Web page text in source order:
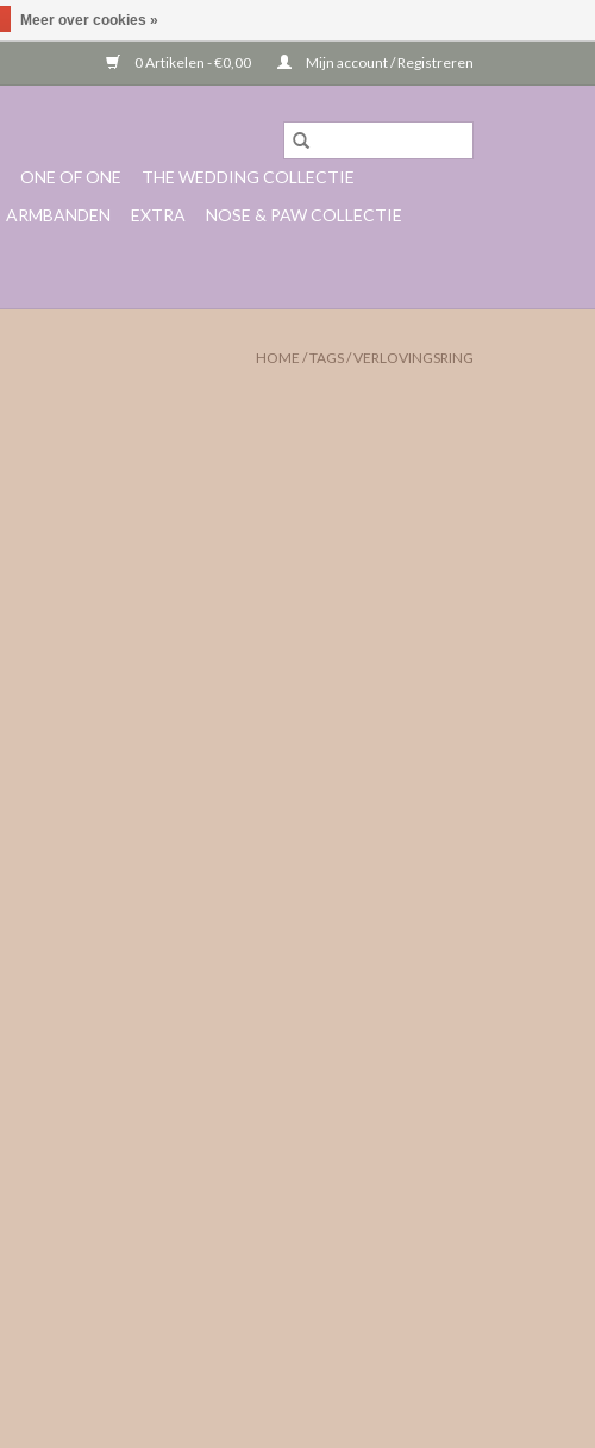
0 Artikelen - €0,00 Mijn account / Registreren
ONE OF ONE
THE WEDDING COLLECTIE
ARMBANDEN EXTRA
NOSE & PAW COLLECTIE
HOME /TAGS/VERLOVINGSRING
Meer over cookies »